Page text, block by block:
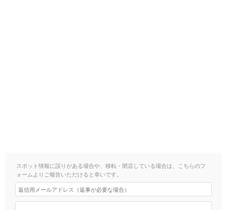
スポット情報に誤りがある場合や、移転・閉店している場合は、こちらのフ
ォームよりご報告いただけると幸いです。